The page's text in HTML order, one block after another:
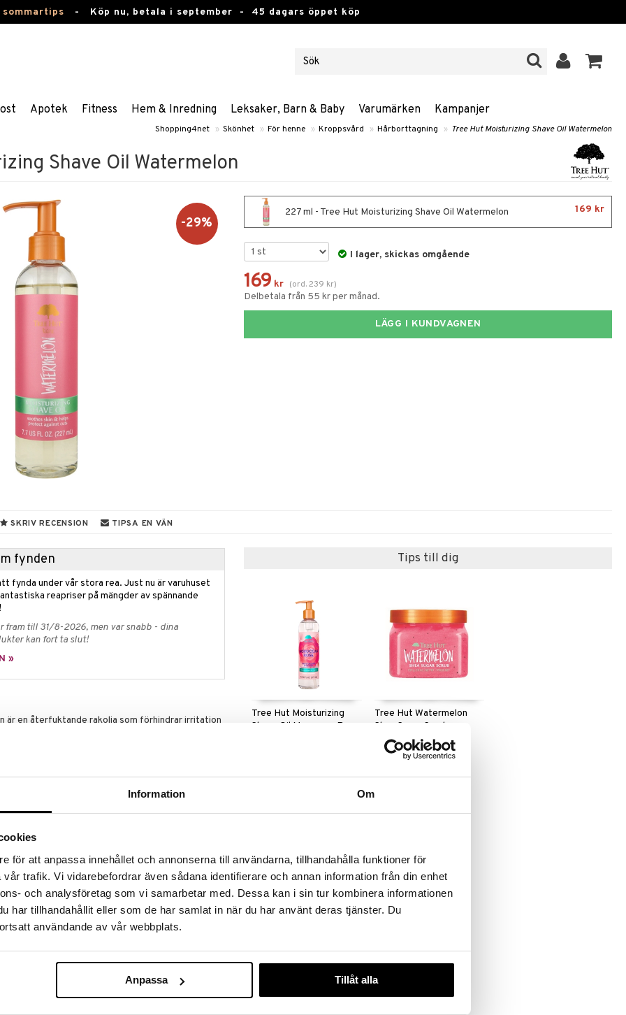
Information Om
för att anpassa innehållet och annonserna till användarna, tillhandahålla funktioner för
trafik. Vi vidarebefordrar även sådana identifierare och annan information från din enhet
och analysföretag som vi samarbetar med. Dessa kan i sin tur kombinera informationen
har tillhandahållit eller som de har samlat in när du har använt deras tjänster. Du
användande av vår webbplats.
Anpassa Tillåt alla
- Köp nu, betala i september - 45 dagars öppet köp
Apotek Fitness Hem & Inredning Leksaker, Barn & Baby Varumärken Kampanjer
Shopping4net » Skönhet » För henne » Kroppsvård » Hårborttagning » Tree Hut Moisturizing Shave Oil Watermelon
Shave Oil Watermelon
-29%
227 ml - Tree Hut Moisturizing Shave Oil Watermelon 169 kr
I lager, skickas omgående
169 kr (ord.239 kr)
Delbetala från 55 kr per månad.
LÄGG I KUNDVAGNEN
SKRIV RECENSION TIPSA EN VÄN
fynden
fynda under vår stora rea. Just nu är varuhuset
reapriser på mängder av spännande
fram till 31/8-2026, men var snabb - dina
kan fort ta slut!
»
är en återfuktande rakolja som förhindrar irritation
sesamolja, vitamin E och
återfukta huden samt B-vitaminen niacinamid
bibehålla fukt och collaplant som är ett
ge huden ett mer ungdomligt utseende.
rakfinnar, inåtväxta hårstrån eller hudirritation
paraben- och sulfatfri och har en doft av
20, POLYQUATERNIUM-10,
Tips till dig
Tree Hut Moisturizing
Shave Oil Moroccan Rose
Tree Hut Watermelon
Shea Sugar Scrub
TREE HUT
239 kr